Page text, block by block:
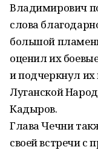
Владимирович
слова
большой
оценил их
и подчеркнул их
Луганской
Кадыров.
Глава Чечни
своей встречи с